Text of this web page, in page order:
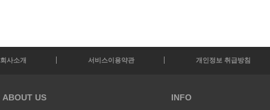
회사소개 서비스이용약관 개인정보 취급방침
ABOUT US INFO